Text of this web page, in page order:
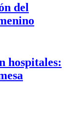
del
hospitales: